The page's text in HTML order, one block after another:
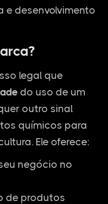
e desenvolvimento
legal que
do uso de um
outro sinal
químicos para
Ele oferece:
negócio no
de produtos